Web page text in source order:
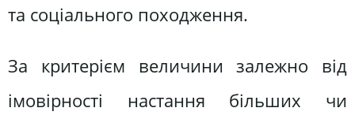
та соціального походження.
За критерієм величини залежно від
імовірності настання більших чи